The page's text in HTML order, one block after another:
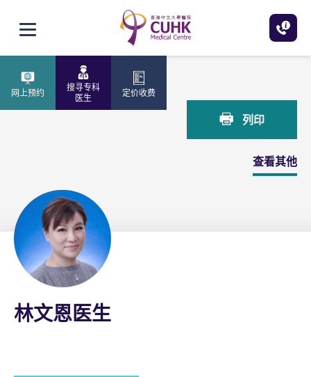
打开选单
网上预约
搜寻专科
医生
定价收费
主页 林文恩医生
列印
查看其他
林文恩医生